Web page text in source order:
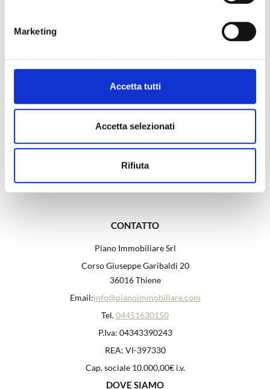
Marketing
Accetta tutti
Accetta selezionati
Rifiuta
INFORMAZIONI CORRENTI
CONTATTO
Piano Immobiliare Srl
Corso Giuseppe Garibaldi 20
36016 Thiene
Email:info@pianoimmobiliare.com
Tel.04451630150
P.Iva: 04343390243
REA: VI-397330
Cap. sociale 10.000,00€ i.v.
DOVE SIAMO